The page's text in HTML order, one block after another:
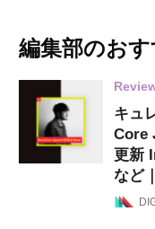
編集部のお
キュ
Core
更新
など